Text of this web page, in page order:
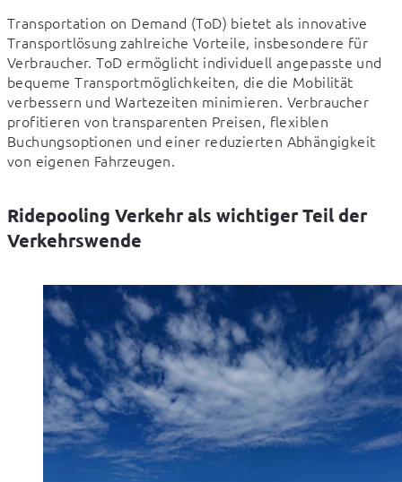
Transportation on Demand (ToD) bietet als innovative
Transportlösung zahlreiche Vorteile, insbesondere für
Verbraucher. ToD ermöglicht individuell angepasste und
bequeme Transportmöglichkeiten, die die Mobilität
verbessern und Wartezeiten minimieren. Verbraucher
profitieren von transparenten Preisen, flexiblen
Buchungsoptionen und einer reduzierten Abhängigkeit
von eigenen Fahrzeugen.
Ridepooling Verkehr als wichtiger Teil der
Verkehrswende